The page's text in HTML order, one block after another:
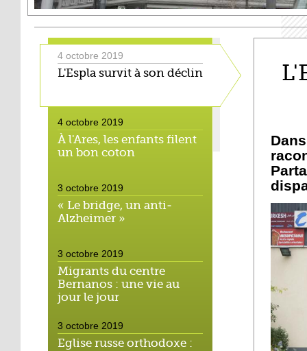
4 octobre 2019
L'Espla survit à son déclin
4 octobre 2019
À l'Ares, les enfants filent
un bon coton
3 octobre 2019
« Le bridge, un anti-
Alzheimer »
3 octobre 2019
Migrants du centre
Bernanos : une vie au
jour le jour
3 octobre 2019
Eglise russe orthodoxe :